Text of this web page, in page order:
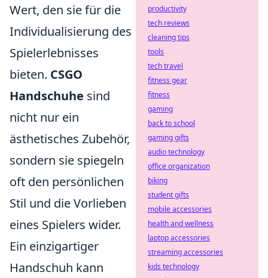
Wert, den sie für die
Individualisierung des
Spielerlebnisses
bieten. CSGO
Handschuhe sind
nicht nur ein
ästhetisches Zubehör,
sondern sie spiegeln
oft den persönlichen
Stil und die Vorlieben
eines Spielers wider.
Ein einzigartiger
Handschuh kann
productivity
tech reviews
cleaning tips
tools
tech travel
fitness gear
fitness
gaming
back to school
gaming gifts
audio technology
office organization
biking
student gifts
mobile accessories
health and wellness
laptop accessories
streaming accessories
kids technology